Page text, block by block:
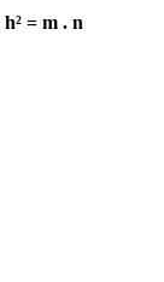
h² = m . n